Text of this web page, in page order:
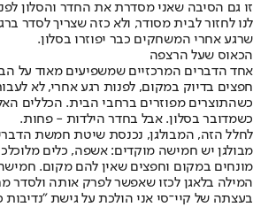
זו גם הסיבה שאני מסדרת את החדר והסלון
לנו לחזור לבית מסודר, ולא כזה שצריך לסדר
שרגע אחרי המשחקים כבר יפוזרו בסלון.
הכאוס שעל הרצפה
אחד הדברים המרכזיים שמשפיעים מאוד על
חפצים בדיוק במקום, לפנות רגע אחרי, לא
כשהתוצרים מפוזרים ברחבי הבית. הכללים
כשמדובר בסלון. אבל בחדר הילדות - פחות.
לחלל הזה, המבולגן, נכנסת שיטת חמשת
מבולגן יש חמישה מוקדים: אשפה, כלים
מונחים במקום וחפצים שאין להם מקום.
המילה בלאגן לכזו שאפשר לפרק אותה ולסדר
בעצתה של קיי־סי אני הולכת על גישת "נדיבות